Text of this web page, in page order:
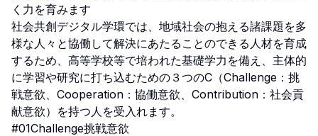
く力を育みます
社会共創デジタル学環では、地域社会の抱える諸課題を多
様な人々と協働して解決にあたることのできる人材を育成
するため、高等学校等で培われた基礎学力を備え、主体的
に学習や研究に打ち込むための３つのC（Challenge：挑
戦意欲、Cooperation：協働意欲、Contribution：社会貢
献意欲）を持つ人を受入れます。
#01Challenge挑戦意欲